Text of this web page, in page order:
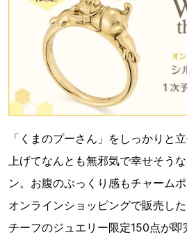
「くまのプーさん」をしっかりと
上げてなんとも無邪気で幸せそう
ン。お腹のぷっくり感もチャーム
オンラインショッピングで販売し
チーフのジュエリー限定150点が